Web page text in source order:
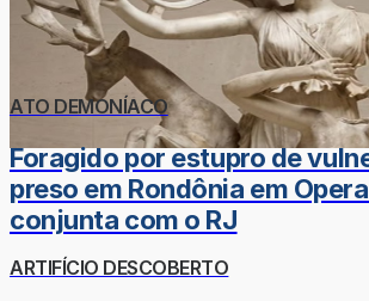
ATO DEMONÍACO
Foragido por estupro de
preso em Rondônia em
conjunta com o RJ
ARTIFÍCIO DESCOBERTO